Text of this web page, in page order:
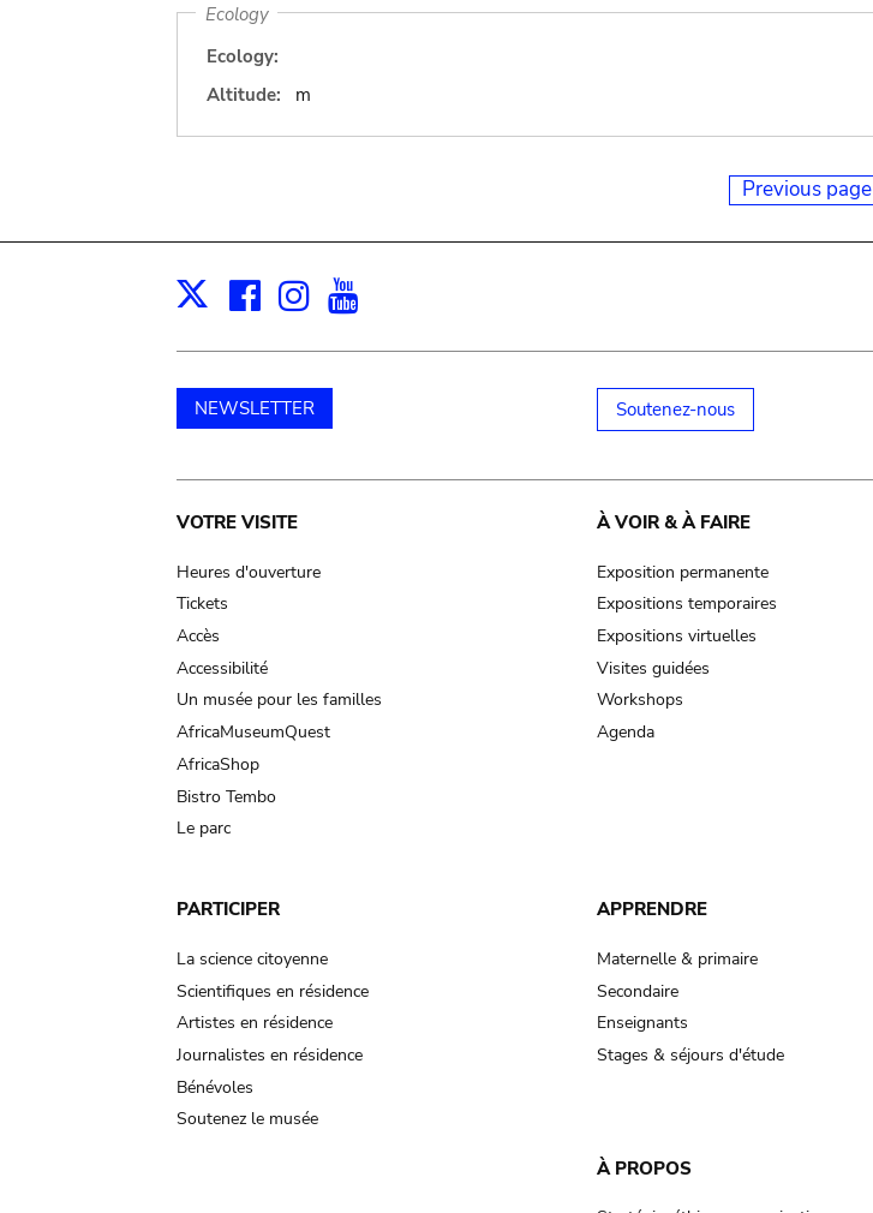
Ecology
Ecology:
Altitude:
m
Previous page
X Facebook
Instagram
NEWSLETTER Soutenez-nous
Main
navigation
VOTRE VISITE
Heures d'ouverture
Tickets
Accès
Accessibilité
Un musée pour les familles
AfricaMuseumQuest
AfricaShop
Bistro Tembo
Le parc
À VOIR & À FAIRE
Exposition permanente
Expositions temporaires
Expositions virtuelles
Visites guidées
Workshops
Agenda
PARTICIPER
La science citoyenne
Scientifiques en résidence
Artistes en résidence
Journalistes en résidence
Bénévoles
Soutenez le musée
APPRENDRE
Maternelle & primaire
Secondaire
Enseignants
Stages & séjours d'étude
À PROPOS